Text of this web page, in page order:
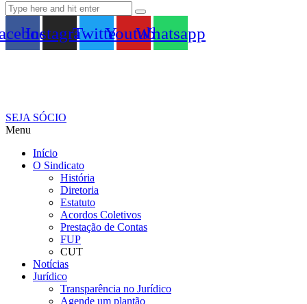
InstagramTwitterYoutubeWhatsapp
SEJA SÓCIO
Menu
Início
O Sindicato
História
Diretoria
Estatuto
Acordos Coletivos
Prestação de Contas
FUP
CUT
Notícias
Jurídico
Transparência no Jurídico
Agende um plantão